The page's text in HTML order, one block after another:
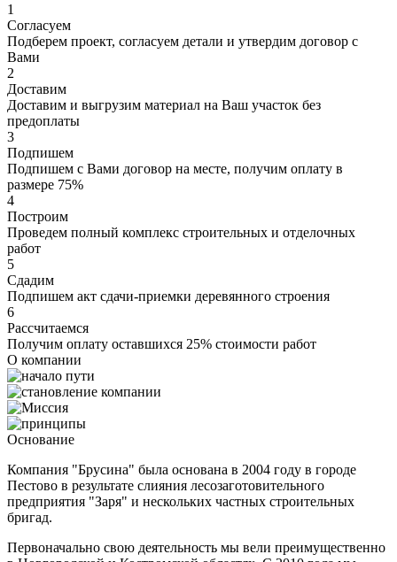
1
Согласуем
Подберем проект, согласуем детали и утвердим договор с
Вами
2
Доставим
Доставим и выгрузим материал на Ваш участок без
предоплаты
3
Подпишем
Подпишем с Вами договор на месте, получим оплату в
размере 75%
4
Построим
Проведем полный комплекс строительных и отделочных
работ
5
Сдадим
Подпишем акт сдачи-приемки деревянного строения
6
Рассчитаемся
Получим оплату оставшихся 25% стоимости работ
О компании
Основание
Компания "Брусина" была основана в 2004 году в городе
Пестово в результате слияния лесозаготовительного
предприятия "Заря" и нескольких частных строительных
бригад.
Первоначально свою деятельность мы вели преимущественно